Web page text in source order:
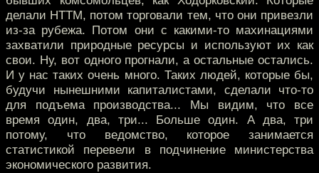
делали НТТМ, потом торговали тем, что они привезли
из-за рубежа. Потом они с какими-то махинациями
захватили природные ресурсы и используют их как
свои. Ну, вот одного прогнали, а остальные остались.
И у нас таких очень много. Таких людей, которые бы,
будучи нынешними капиталистами, сделали что-то
для подъема производства... Мы видим, что все
время один, два, три... Больше один. А два, три
потому, что ведомство, которое занимается
статистикой перевели в подчинение министерства
экономического развития.